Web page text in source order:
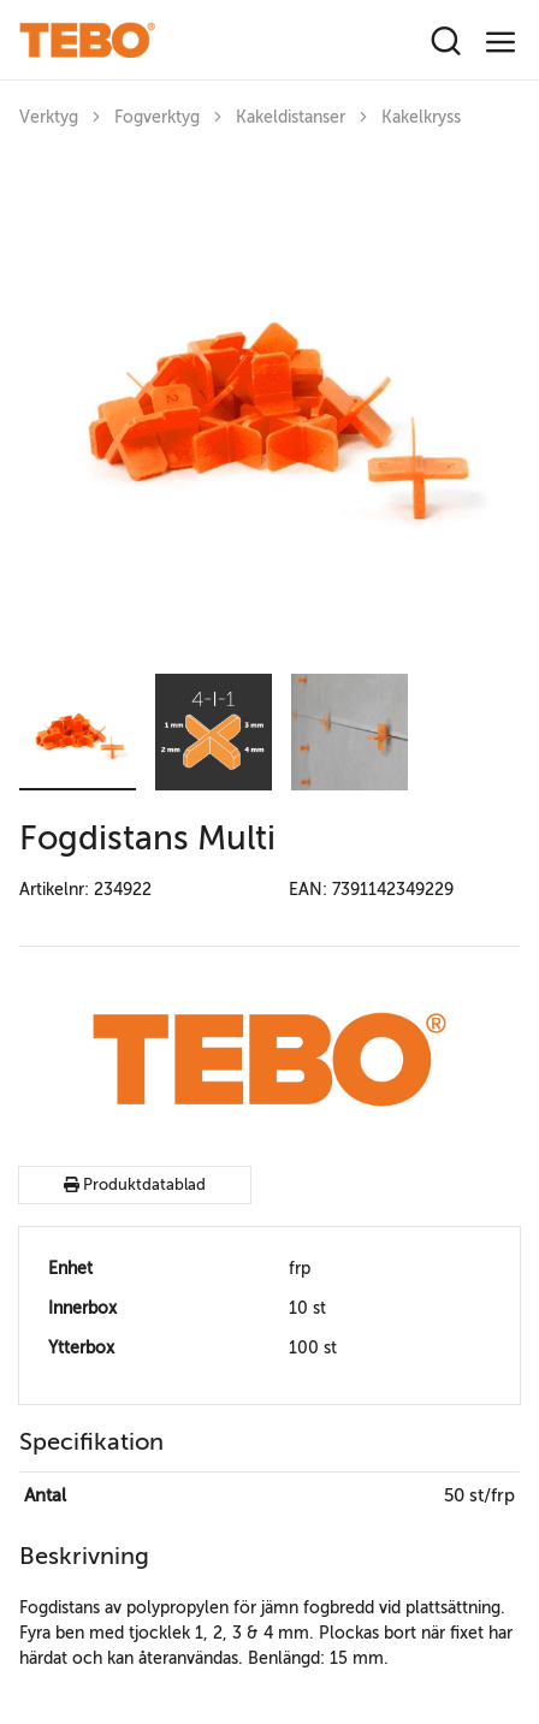
Verktyg Fogverktyg Kakeldistanser Kakelkryss
Fogdistans Multi
Artikelnr: 234922 EAN: 7391142349229
Produktdatablad
Enhet frp
Innerbox 10 st
Ytterbox 100 st
Specifikation
Antal 50 st/frp
Beskrivning
Fogdistans av polypropylen för jämn fogbredd vid plattsättning.
Fyra ben med tjocklek 1, 2, 3 & 4 mm. Plockas bort när fixet har
härdat och kan återanvändas. Benlängd: 15 mm.